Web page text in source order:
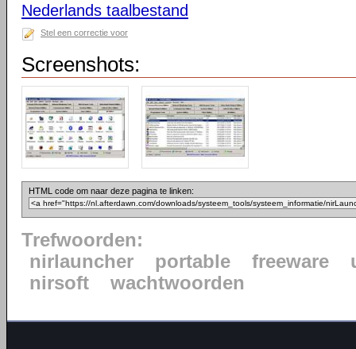
Nederlands taalbestand
Stel een correctie voor
Screenshots:
HTML code om naar deze pagina te linken:
Trefwoorden:
nirlauncher
portable freeware
nirsoft
wachtwoorden